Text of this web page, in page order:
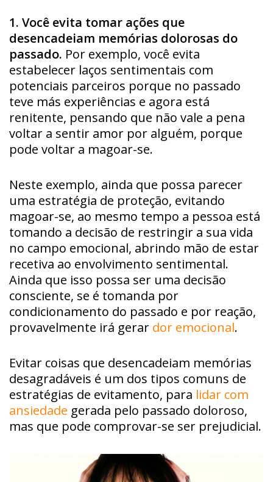
1. Você evita tomar ações que
desencadeiam memórias dolorosas do
passado. Por exemplo, você evita
estabelecer laços sentimentais com
potenciais parceiros porque no passado
teve más experiências e agora está
renitente, pensando que não vale a pena
voltar a sentir amor por alguém, porque
pode voltar a magoar-se.
Neste exemplo, ainda que possa parecer
uma estratégia de proteção, evitando
magoar-se, ao mesmo tempo a pessoa está
tomando a decisão de restringir a sua vida
no campo emocional, abrindo mão de estar
recetiva ao envolvimento sentimental.
Ainda que isso possa ser uma decisão
consciente, se é tomanda por
condicionamento do passado e por reação,
provavelmente irá gerar dor emocional.
Evitar coisas que desencadeiam memórias
desagradáveis é um dos tipos comuns de
estratégias de evitamento, para lidar com
ansiedade gerada pelo passado doloroso,
mas que pode comprovar-se ser prejudicial.